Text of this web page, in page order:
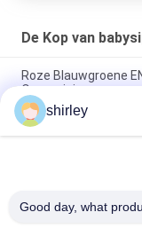
De Kop van
Roze Blauwgroene
Onsmeisjes
6 maand 6 Kop van
Veelkleurige 160ml
De Vrije Zachte 6
shirley
Good day, what